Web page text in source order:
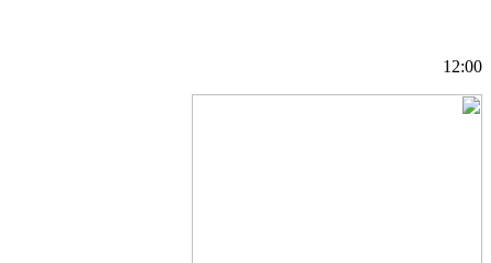
12:00